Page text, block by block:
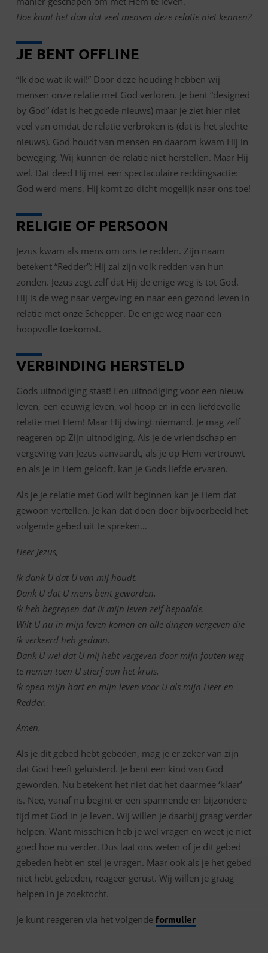
Hoe komt het dan dat veel mensen deze relatie niet kennen?
JE BENT OFFLINE
“Ik doe wat ik wil!” Door deze houding hebben wij
mensen onze relatie met God verloren. Je bent “designed
by God” (dat is het goede nieuws) maar je ziet hier niet
veel van omdat de relatie verbroken is (dat is het slechte
nieuws). God houdt van mensen en daarom kwam Hij in
beweging. Wij kunnen de relatie niet herstellen. Maar Hij
wel. Dat deed Hij met een spectaculaire reddingsactie:
God werd mens, Hij komt zo dicht mogelijk naar ons toe!
RELIGIE OF PERSOON
Jezus kwam als mens om ons te redden. Zijn naam
betekent “Redder”: Hij zal zijn volk redden van hun
zonden. Jezus zegt zelf dat Hij de enige weg is tot God.
Hij is de weg naar vergeving en naar een gezond leven in
relatie met onze Schepper. De enige weg naar een
hoopvolle toekomst.
VERBINDING HERSTELD
Gods uitnodiging staat! Een uitnodiging voor een nieuw
leven, een eeuwig leven, vol hoop en in een liefdevolle
relatie met Hem! Maar Hij dwingt niemand. Je mag zelf
reageren op Zijn uitnodiging. Als je de vriendschap en
vergeving van Jezus aanvaardt, als je op Hem vertrouwt
en als je in Hem gelooft, kan je Gods liefde ervaren.
Als je je relatie met God wilt beginnen kan je Hem dat
gewoon vertellen. Je kan dat doen door bijvoorbeeld het
volgende gebed uit te spreken…
Heer Jezus,
ik dank U dat U van mij houdt.
Dank U dat U mens bent geworden.
Ik heb begrepen dat ik mijn leven zelf bepaalde.
Wilt U nu in mijn leven komen en alle dingen vergeven die
ik verkeerd heb gedaan.
Dank U wel dat U mij hebt vergeven door mijn fouten weg
te nemen toen U stierf aan het kruis.
Ik open mijn hart en mijn leven voor U als mijn Heer en
Redder.
Amen.
Als je dit gebed hebt gebeden, mag je er zeker van zijn
dat God heeft geluisterd. Je bent een kind van God
geworden. Nu betekent het niet dat het daarmee ‘klaar’
is. Nee, vanaf nu begint er een spannende en bijzondere
tijd met God in je leven. Wij willen je daarbij graag verder
helpen. Want misschien heb je wel vragen en weet je niet
goed hoe nu verder. Dus laat ons weten of je dit gebed
gebeden hebt en stel je vragen. Maar ook als je het gebed
niet hebt gebeden, reageer gerust. Wij willen je graag
helpen in je zoektocht.
Je kunt reageren via het volgende formulier